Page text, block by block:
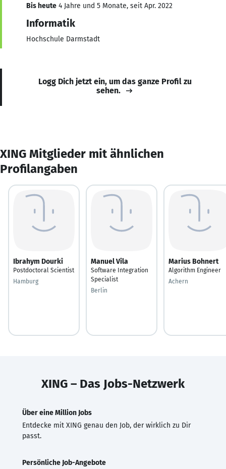
Bis heute 4 Jahre und 5 Monate, seit Apr. 2022
Informatik
Hochschule Darmstadt
Logg Dich jetzt ein, um das ganze Profil zu
sehen.
XING Mitglieder mit ähnlichen
Profilangaben
Ibrahym Dourki
Postdoctoral Scientist
Hamburg
Manuel Vila
Software Integration
Specialist
Berlin
Marius Bohnert
Algorithm Engineer
Achern
XING – Das Jobs-Netzwerk
Über eine Million Jobs
Entdecke mit XING genau den Job, der wirklich zu Dir
passt.
Persönliche Job-Angebote